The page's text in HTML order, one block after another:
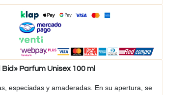
Parfum Unisex 100 ml
especiadas y amaderadas. En su apertura, se